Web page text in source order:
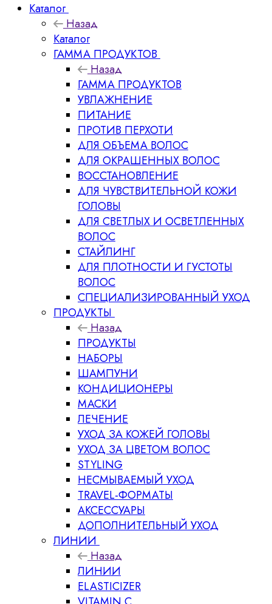
Каталог
Назад
Каталог
ГАММА ПРОДУКТОВ
Назад
ГАММА ПРОДУКТОВ
УВЛАЖНЕНИЕ
ПИТАНИЕ
ПРОТИВ ПЕРХОТИ
ДЛЯ ОБЪЕМА ВОЛОС
ДЛЯ ОКРАШЕННЫХ ВОЛОС
ВОССТАНОВЛЕНИЕ
ДЛЯ ЧУВСТВИТЕЛЬНОЙ КОЖИ
ГОЛОВЫ
ДЛЯ СВЕТЛЫХ И ОСВЕТЛЕННЫХ
ВОЛОС
СТАЙЛИНГ
ДЛЯ ПЛОТНОСТИ И ГУСТОТЫ
ВОЛОС
СПЕЦИАЛИЗИРОВАННЫЙ УХОД
ПРОДУКТЫ
Назад
ПРОДУКТЫ
НАБОРЫ
ШАМПУНИ
КОНДИЦИОНЕРЫ
МАСКИ
ЛЕЧЕНИЕ
УХОД ЗА КОЖЕЙ ГОЛОВЫ
УХОД ЗА ЦВЕТОМ ВОЛОС
STYLING
НЕСМЫВАЕМЫЙ УХОД
TRAVEL-ФОРМАТЫ
АКСЕССУАРЫ
ДОПОЛНИТЕЛЬНЫЙ УХОД
ЛИНИИ
Назад
ЛИНИИ
ELASTICIZER